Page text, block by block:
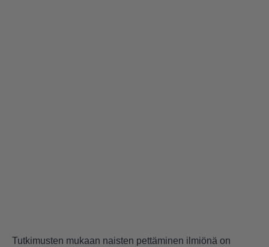
Tutkimusten mukaan naisten pettäminen ilmiönä on